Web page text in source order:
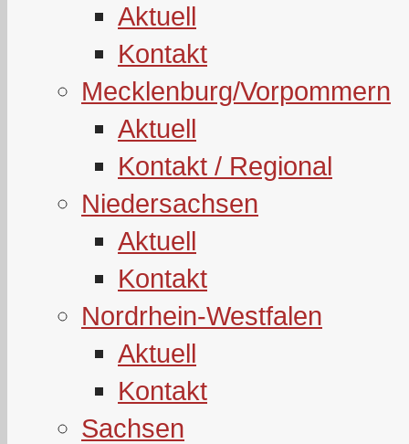
Aktuell
Kontakt
Mecklenburg/Vorpommern
Aktuell
Kontakt / Regional
Niedersachsen
Aktuell
Kontakt
Nordrhein-Westfalen
Aktuell
Kontakt
Sachsen